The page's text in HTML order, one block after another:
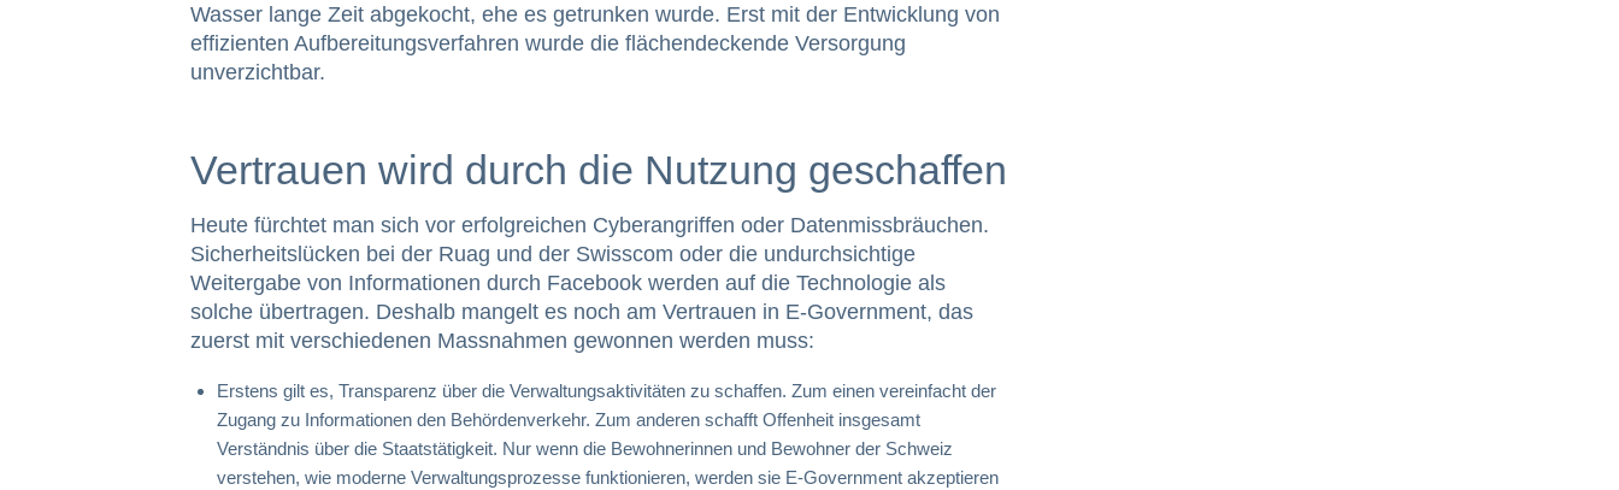
Wasser lange Zeit abgekocht, ehe es getrunken wurde. Erst mit der Entwicklung von
effizienten Aufbereitungsverfahren wurde die flächendeckende Versorgung
unverzichtbar.
Vertrauen wird durch die Nutzung geschaffen
Heute fürchtet man sich vor erfolgreichen Cyberangriffen oder Datenmissbräuchen.
Sicherheitslücken bei der Ruag und der Swisscom oder die undurchsichtige
Weitergabe von Informationen durch Facebook werden auf die Technologie als
solche übertragen. Deshalb mangelt es noch am Vertrauen in E-Government, das
zuerst mit verschiedenen Massnahmen gewonnen werden muss:
Erstens gilt es, Transparenz über die Verwaltungsaktivitäten zu schaffen. Zum einen vereinfacht der
Zugang zu Informationen den Behördenverkehr. Zum anderen schafft Offenheit insgesamt
Verständnis über die Staatstätigkeit. Nur wenn die Bewohnerinnen und Bewohner der Schweiz
verstehen, wie moderne Verwaltungsprozesse funktionieren, werden sie E-Government akzeptieren